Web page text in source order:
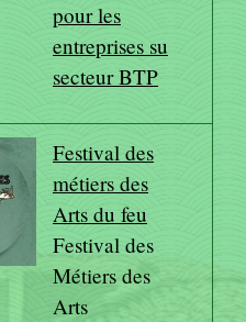
pour les
entreprises su
secteur BTP
Festival des
métiers des
Arts du feu
Festival des
Métiers des
Arts